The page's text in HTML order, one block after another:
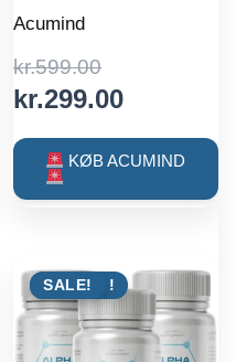
Acumind
kr.599.00Original
price
was:
kr.599.00.
kr.299.00Current
price
is:
KØB ACUMIND
TILBUD !
SALE!